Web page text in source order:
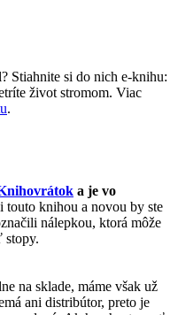
Stiahnite si do nich e-knihu:
život stromom. Viac
.
a je vo
touto knihou a novou by ste
nálepkou, ktorá môže
stopy.
na sklade, máme však už
ani distribútor, preto je